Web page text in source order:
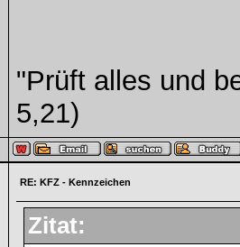
"Prüft alles und
5,21)
RE: KFZ - Kennzeichen
Zitat: